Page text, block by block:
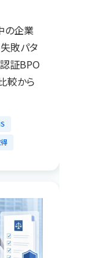
の企業
敗パタ
証BPO
較から